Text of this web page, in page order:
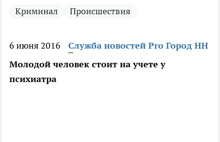
Криминал Происшествия
6 июня 2016
Служба новостей Pro Город НН
Молодой человек стоит на учете у
психиатра